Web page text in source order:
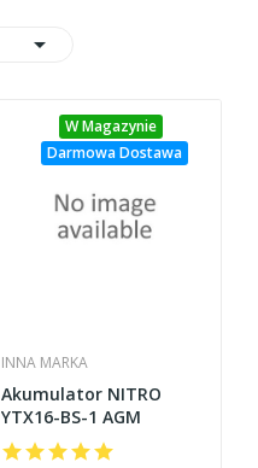

W Magazynie
Darmowa Dostawa
INNA MARKA
Akumulator NITRO
YTX16-BS-1 AGM